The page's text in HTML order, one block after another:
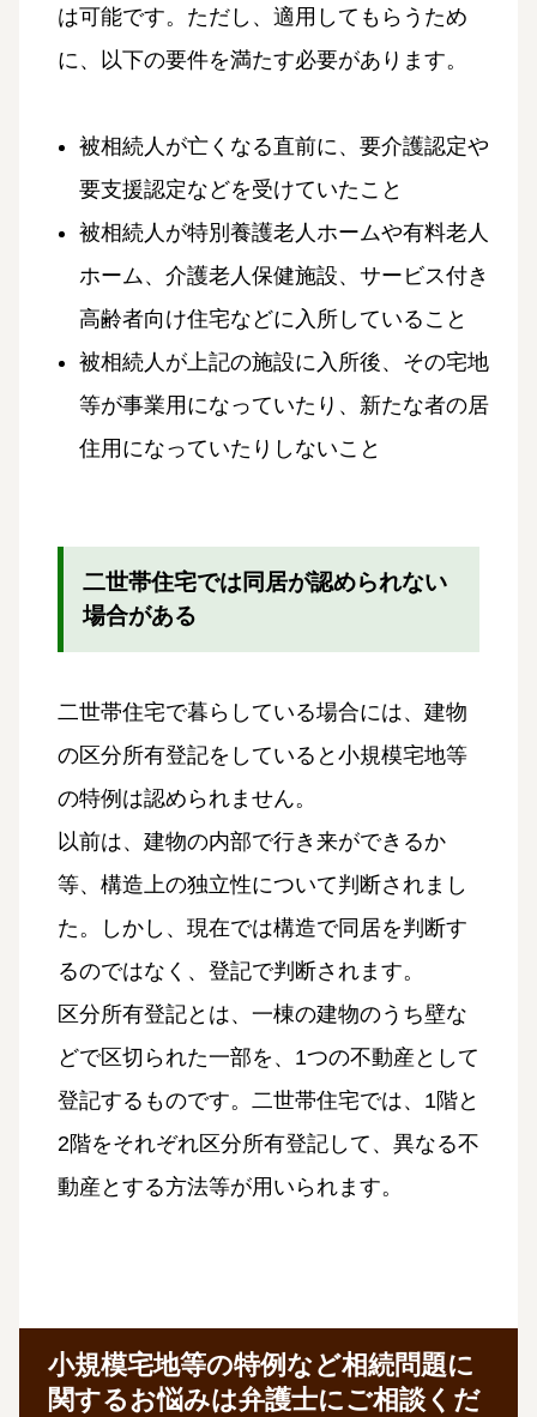
は可能です。ただし、適用してもらうため
に、以下の要件を満たす必要があります。
被相続人が亡くなる直前に、要介護認定や
要支援認定などを受けていたこと
被相続人が特別養護老人ホームや有料老人
ホーム、介護老人保健施設、サービス付き
高齢者向け住宅などに入所していること
被相続人が上記の施設に入所後、その宅地
等が事業用になっていたり、新たな者の居
住用になっていたりしないこと
二世帯住宅では同居が認められない
場合がある
二世帯住宅で暮らしている場合には、建物
の区分所有登記をしていると小規模宅地等
の特例は認められません。
以前は、建物の内部で行き来ができるか
等、構造上の独立性について判断されまし
た。しかし、現在では構造で同居を判断す
るのではなく、登記で判断されます。
区分所有登記とは、一棟の建物のうち壁な
どで区切られた一部を、1つの不動産として
登記するものです。二世帯住宅では、1階と
2階をそれぞれ区分所有登記して、異なる不
動産とする方法等が用いられます。
小規模宅地等の特例など相続問題に
関するお悩みは弁護士にご相談くだ